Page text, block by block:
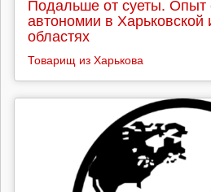
автономии в Харьковской
областях
Товарищ из Харькова